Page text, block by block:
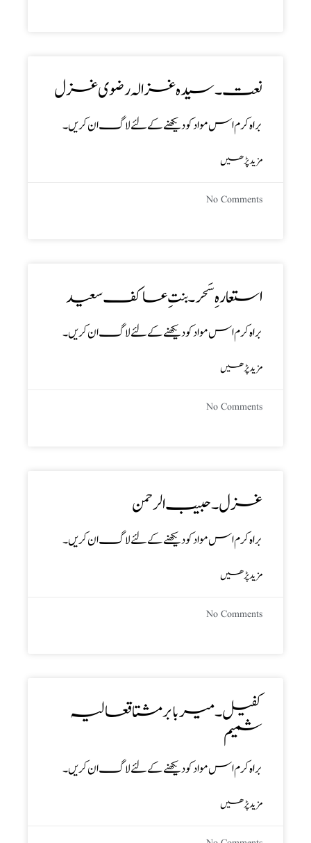
نعت ۔ سیدہ غزالہ رضوی غزل
براہ کرم اس مواد کو دیکھنے کے لئے لاگ ان کریں۔
مزید پڑھیں
No Comments
استعارہ ِسَحر ۔ بنتِ عاکف سعید
براہ کرم اس مواد کو دیکھنے کے لئے لاگ ان کریں۔
مزید پڑھیں
No Comments
غزل ۔ حبیب الرحمن
براہ کرم اس مواد کو دیکھنے کے لئے لاگ ان کریں۔
مزید پڑھیں
No Comments
کفیل ۔ میر بابر مشتاقعالیہ
شمیم
براہ کرم اس مواد کو دیکھنے کے لئے لاگ ان کریں۔
مزید پڑھیں